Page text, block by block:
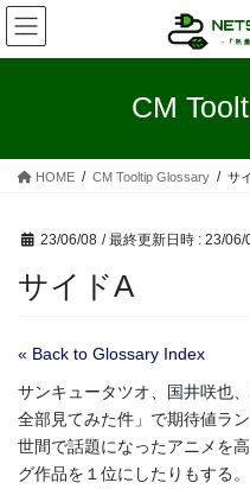
コ
ン
テ
ス
ナ
ビ
ゲ
ン
CM
HOME CM Tooltip Glossary サ
23/06/08 / 最終更新日時 : 23/06/
サイドA
« Back to Glossary Index
サンキュータツオ、国井咲也
全部見てみた件」で期待値ラ
世間で話題になったアニメを
グ作品を１位にしたりもする。